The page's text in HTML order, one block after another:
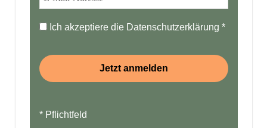
Ich akzeptiere die Datenschutzerklärung *
* Pflichtfeld